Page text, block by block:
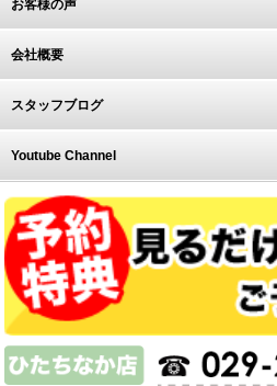
お客様の声
会社概要
スタッフブログ
Youtube Channel